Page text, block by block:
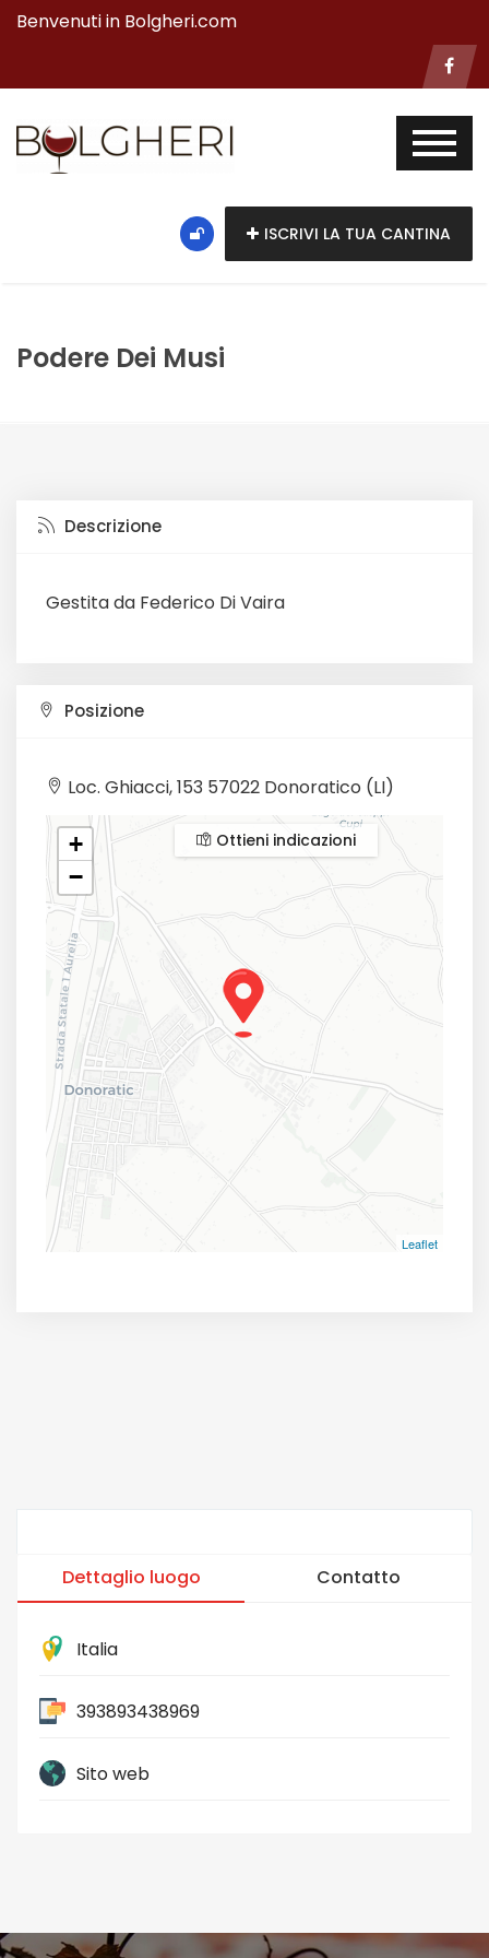
Benvenuti in Bolgheri.com
ISCRIVI LA TUA CANTINA
Podere Dei Musi
Descrizione
Gestita da Federico Di Vaira
Posizione
Loc. Ghiacci, 153 57022 Donoratico (LI)
+
−
Leaflet
Ottieni indicazioni
Dettaglio luogo Contatto
Italia
393893438969
Sito web